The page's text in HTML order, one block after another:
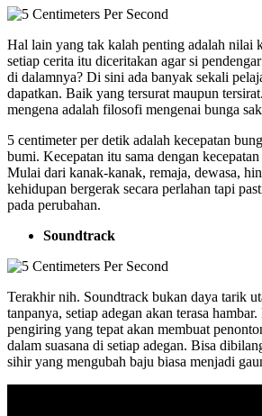
Hal lain yang tak kalah penting adalah nilai
setiap cerita itu diceritakan agar si
di dalamnya? Di sini ada banyak sekali
dapatkan. Baik yang tersurat maupun
mengena adalah filosofi mengenai bunga
5 centimeter per detik adalah kecepatan
bumi. Kecepatan itu sama dengan
Mulai dari kanak-kanak, remaja, dewasa,
kehidupan bergerak secara perlahan tapi
pada perubahan.
Soundtrack
Terakhir nih. Soundtrack bukan daya tarik
tanpanya, setiap adegan akan terasa
pengiring yang tepat akan membuat
dalam suasana di setiap adegan. Bisa
sihir yang mengubah baju biasa menjadi